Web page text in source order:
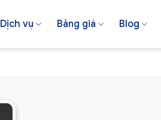
Dịch vụ Bảng giá Blog